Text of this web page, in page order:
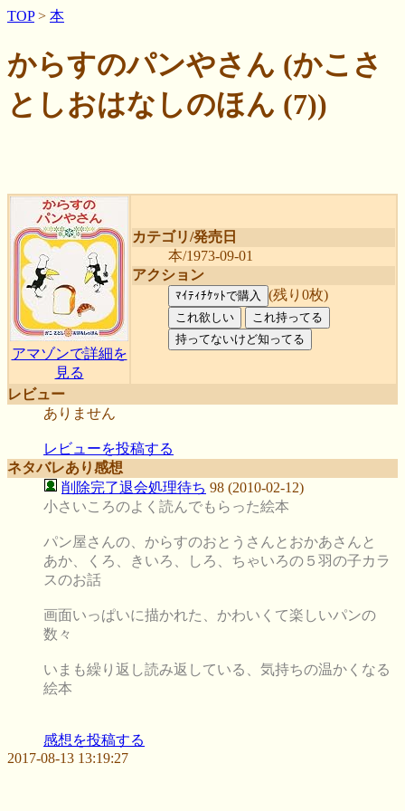
TOP> 本
からすのパンやさん (かこさ
としおはなしのほん (7))
アマゾンで詳細を
見る
カテゴリ/発売日
本/1973-09-01
アクション
(残り0枚)
レビュー
ありません
レビューを投稿する
ネタバレあり感想
削除完了退会処理待ち 98 (2010-02-12)
小さいころのよく読んでもらった絵本
パン屋さんの、からすのおとうさんとおかあさんと
あか、くろ、きいろ、しろ、ちゃいろの５羽の子カラ
スのお話
画面いっぱいに描かれた、かわいくて楽しいパンの
数々
いまも繰り返し読み返している、気持ちの温かくなる
絵本
感想を投稿する
2017-08-13 13:19:27